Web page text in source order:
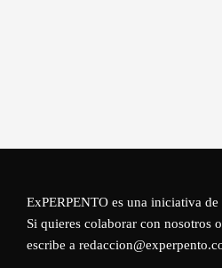
ExPERPENTO es una iniciativa de
Si quieres colaborar con nosotros
escribe a